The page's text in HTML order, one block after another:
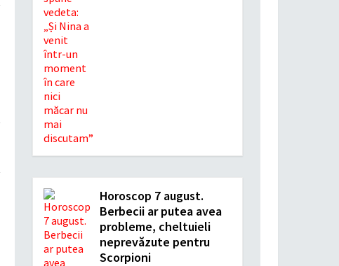
Horoscop 7 august.
Berbecii ar putea avea
probleme, cheltuieli
neprevăzute pentru
Scorpioni